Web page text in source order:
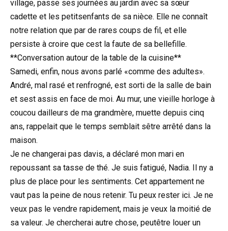
village, passe ses journées au jardin avec sa sœur
cadette et les petitsenfants de sa nièce. Elle ne connaît
notre relation que par de rares coups de fil, et elle
persiste à croire que cest la faute de sa bellefille.
**Conversation autour de la table de la cuisine**
Samedi, enfin, nous avons parlé «comme des adultes».
André, mal rasé et renfrogné, est sorti de la salle de bain
et sest assis en face de moi. Au mur, une vieille horloge à
coucou dailleurs de ma grandmère, muette depuis cinq
ans, rappelait que le temps semblait sêtre arrêté dans la
maison.
Je ne changerai pas davis, a déclaré mon mari en
repoussant sa tasse de thé. Je suis fatigué, Nadia. Il ny a
plus de place pour les sentiments. Cet appartement ne
vaut pas la peine de nous retenir. Tu peux rester ici. Je ne
veux pas le vendre rapidement, mais je veux la moitié de
sa valeur. Je chercherai autre chose, peutêtre louer un